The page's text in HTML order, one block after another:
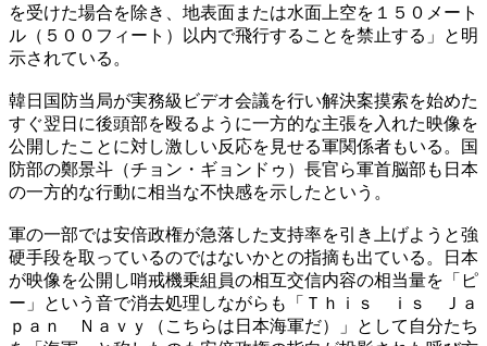
を受けた場合を除き、地表面または水面上空を１５０メート
ル（５００フィート）以内で飛行することを禁止する」と明
示されている。
韓日国防当局が実務級ビデオ会議を行い解決案摸索を始めた
すぐ翌日に後頭部を殴るように一方的な主張を入れた映像を
公開したことに対し激しい反応を見せる軍関係者もいる。国
防部の鄭景斗（チョン・ギョンドゥ）長官ら軍首脳部も日本
の一方的な行動に相当な不快感を示したという。
軍の一部では安倍政権が急落した支持率を引き上げようと強
硬手段を取っているのではないかとの指摘も出ている。日本
が映像を公開し哨戒機乗組員の相互交信内容の相当量を「ピ
ー」という音で消去処理しながらも「Ｔｈｉｓ ｉｓ Ｊａ
ｐａｎ Ｎａｖｙ（こちらは日本海軍だ）」として自分たち